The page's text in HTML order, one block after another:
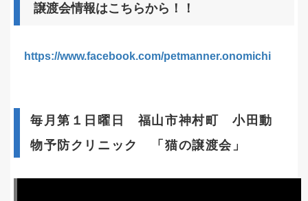
譲渡会情報はこちらから！！
https://www.facebook.com/petmanner.onomichi
毎月第１日曜日 福山市神村町 小田動
物予防クリニック 「猫の譲渡会」